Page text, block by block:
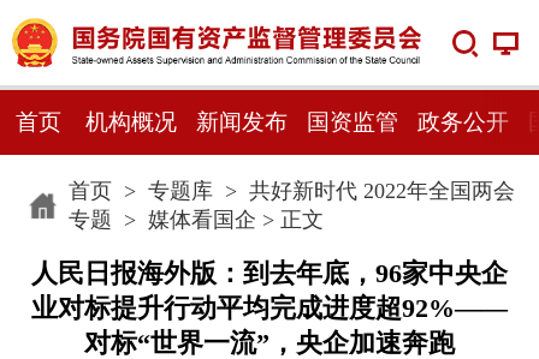
首页 机构概况 新闻发布 国资监管 政务公开
首页> 专题库> 共好新时代 2022年全国两会
专题 > 媒体看国企 > 正文
人民日报海外版：到去年底，96家中央企
业对标提升行动平均完成进度超92%——
对标“世界一流”，央企加速奔跑